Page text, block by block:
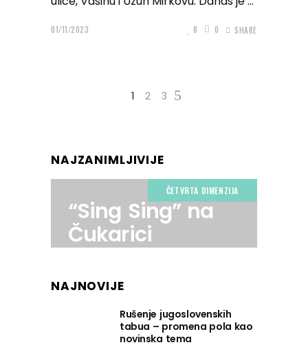
01/11/2023 8 0 SHARE
1 2 3
NAJZANIMLJIVIJE
ČETVRTA DIMENZIJA
“Sing Sing” na
Čukarici
NAJNOVIJE
Rušenje jugoslovenskih
tabua – promena pola kao
novinska tema